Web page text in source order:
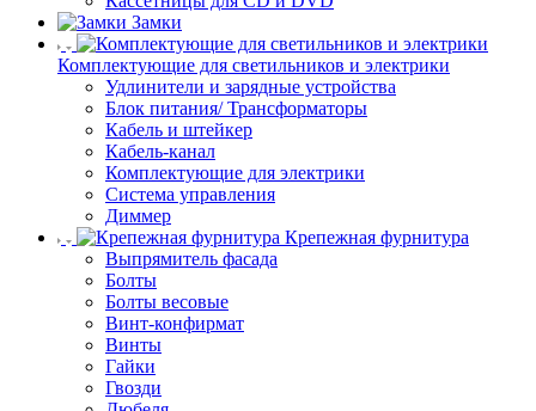
Замки
Комплектующие для светильников и электрики
Удлинители и зарядные устройства
Блок питания/ Трансформаторы
Кабель и штейкер
Кабель-канал
Комплектующие для электрики
Система управления
Диммер
Крепежная фурнитура
Выпрямитель фасада
Болты
Болты весовые
Винт-конфирмат
Винты
Гайки
Гвозди